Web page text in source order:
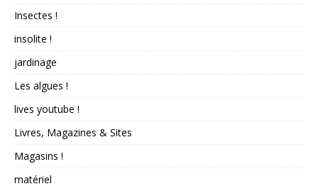
Insectes !
insolite !
jardinage
Les algues !
lives youtube !
Livres, Magazines & Sites
Magasins !
matériel